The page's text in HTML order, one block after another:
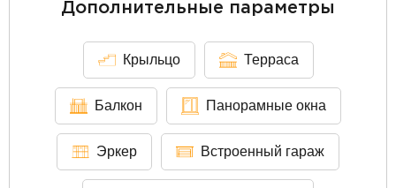
Дополнительные параметры
Крыльцо Терраса
Балкон Панорамные окна
Эркер Встроенный гараж